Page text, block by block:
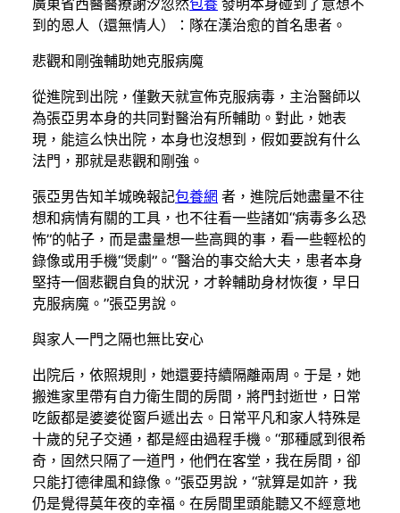
廣東省西醫醫療謝汐忽然包養 發明本身碰到了意想不
到的恩人（還無情人）：隊在漢治愈的首名患者。
悲觀和剛強輔助她克服病魔
從進院到出院，僅數天就宣佈克服病毒，主治醫師以
為張亞男本身的共同對醫治有所輔助。對此，她表
現，能這么快出院，本身也沒想到，假如要說有什么
法門，那就是悲觀和剛強。
張亞男告知羊城晚報記包養網 者，進院后她盡量不往
想和病情有關的工具，也不往看一些諸如“病毒多么恐
怖”的帖子，而是盡量想一些高興的事，看一些輕松的
錄像或用手機“煲劇”。“醫治的事交給大夫，患者本身
堅持一個悲觀自負的狀況，才幹輔助身材恢復，早日
克服病魔。”張亞男說。
與家人一門之隔也無比安心
出院后，依照規則，她還要持續隔離兩周。于是，她
搬進家里帶有自力衛生間的房間，將門封逝世，日常
吃飯都是婆婆從窗戶遞出去。日常平凡和家人特殊是
十歲的兒子交通，都是經由過程手機。“那種感到很希
奇，固然只隔了一道門，他們在客堂，我在房間，卻
只能打德律風和錄像。”張亞男說，“就算是如許，我
仍是覺得莫年夜的幸福。在房間里頭能聽又不經意地